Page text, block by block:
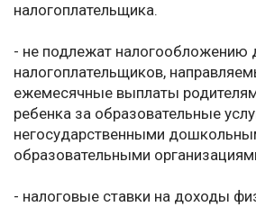
налогоплательщика.
- не подлежат налогообложению
налогоплательщиков,
ежемесячные выплаты
ребенка за образовательные
негосударственными
образовательными
- налоговые ставки на доходы